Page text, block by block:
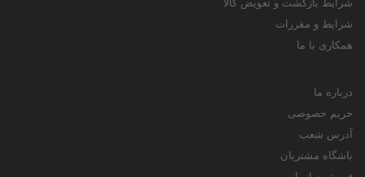
شرایط بازگشت و تعویض کالا
شرایط و مقررات
همکاری با ما
درباره ما
حریم خصوصی
آدرس شعب
باشگاه مشتریان